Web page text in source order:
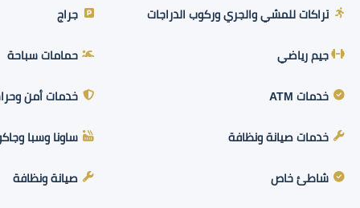
تراكات للمشي والجري وركوب الدراجات جراج
جيم رياضي حمامات سباحة
خدمات ATM خدمات أمن
خدمات صيانة ونظافة ساونا وسبا
شاطئ خاص صيانة ونظافة